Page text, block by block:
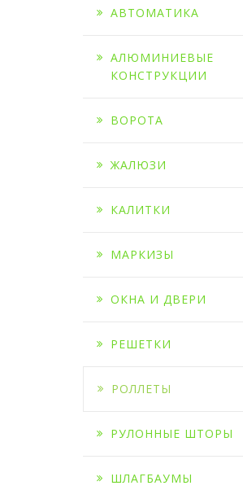
АВТОМАТИКА
АЛЮМИНИЕВЫЕ
КОНСТРУКЦИИ
ВОРОТА
ЖАЛЮЗИ
КАЛИТКИ
МАРКИЗЫ
ОКНА И ДВЕРИ
РЕШЕТКИ
РОЛЛЕТЫ
РУЛОННЫЕ ШТОРЫ
ШЛАГБАУМЫ